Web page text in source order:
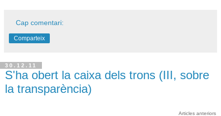
Cap comentari:
Comparteix
30.12.11
S'ha obert la caixa dels trons (III, sobre
la transparència)
Articles anteriors